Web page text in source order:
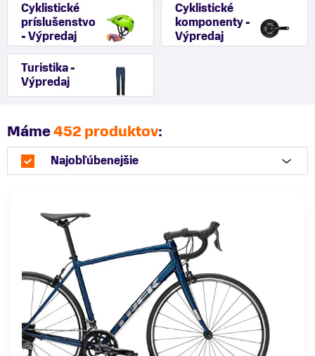
Cyklistické
príslušenstvo
- Výpredaj
Cyklistické
komponenty -
Výpredaj
Turistika -
Výpredaj
Máme452 produktov:
Najobľúbenejšie